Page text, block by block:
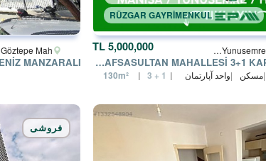
5,000,000 TL Yunusemre
MANISA YUNUSEMRE HAFSASULTAN MAHALLESI 3+1 KAPALI MUTFAK SATILIK
مسکن واحد آپارتمان 130m² 3 + 1
RÜZGAR GAYRİMENKUL
Göztepe Mah.
فروشی